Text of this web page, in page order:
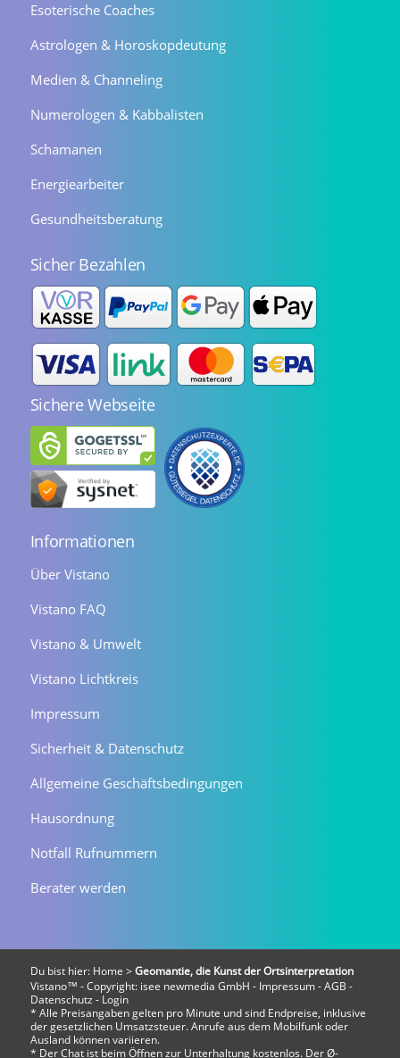
Esoterische Coaches
Astrologen & Horoskopdeutung
Medien & Channeling
Numerologen & Kabbalisten
Schamanen
Energiearbeiter
Gesundheitsberatung
Sicher Bezahlen
Sichere Webseite
Informationen
Über Vistano
Vistano FAQ
Vistano & Umwelt
Vistano Lichtkreis
Impressum
Sicherheit & Datenschutz
Allgemeine Geschäftsbedingungen
Hausordnung
Notfall Rufnummern
Berater werden
Du bist hier: Home > Geomantie, die Kunst der Ortsinterpretation
Vistano™ - Copyright: isee newmedia GmbH - Impressum-AGB -
Datenschutz - Login
* Alle Preisangaben gelten pro Minute und sind Endpreise, inklusive
der gesetzlichen Umsatzsteuer. Anrufe aus dem Mobilfunk oder
Ausland können variieren.
* Der Chat ist beim Öffnen zur Unterhaltung kostenlos. Der Ø-